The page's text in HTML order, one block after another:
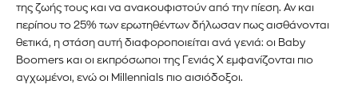
ΕΓΓΡΑΦΉ!
Διάβασα και αποδέχομαι τηνΠολιτική Απορρήτου
της ζωής τους και να ανακουφιστούν από την πίεση. Αν και
περίπου το 25% των ερωτηθέντων δήλωσαν πως αισθάνονται
θετικά, η στάση αυτή διαφοροποιείται ανά γενιά: οι Baby
Boomers και οι εκπρόσωποι της Γενιάς X εμφανίζονται πιο
αγχωμένοι, ενώ οι Millennials πιο αισιόδοξοι.